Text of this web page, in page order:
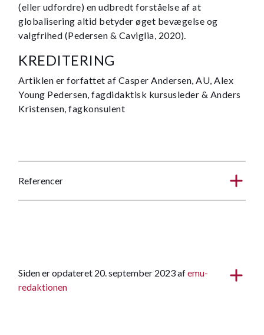
(eller udfordre) en udbredt forståelse af at
globalisering altid betyder øget bevægelse og
valgfrihed (Pedersen & Caviglia, 2020).
KREDITERING
Artiklen er forfattet af Casper Andersen, AU, Alex
Young Pedersen, fagdidaktisk kursusleder & Anders
Kristensen, fagkonsulent
Referencer
Siden er opdateret 20. september 2023 afemu-
redaktionen